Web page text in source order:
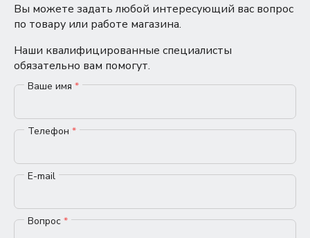
Вы можете задать любой интересующий вас вопрос
по товару или работе магазина.
Наши квалифицированные специалисты
обязательно вам помогут.
Ваше имя *
Телефон *
E-mail
Вопрос *